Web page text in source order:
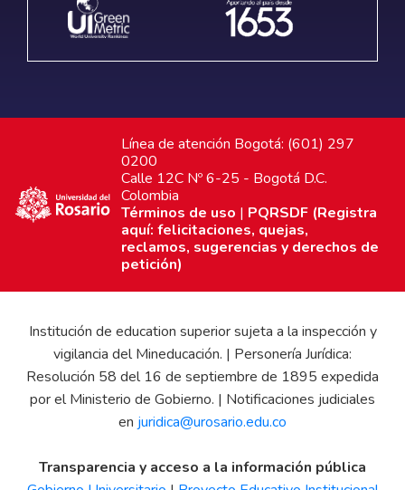
Línea de atención Bogotá: (601) 297
0200
Calle 12C Nº 6-25 - Bogotá D.C.
Colombia
Términos de uso | PQRSDF (Registra
aquí: felicitaciones, quejas,
reclamos, sugerencias y derechos de
petición)
Institución de education superior sujeta a la inspección y
vigilancia del Mineducación. | Personería Jurídica:
Resolución 58 del 16 de septiembre de 1895 expedida
por el Ministerio de Gobierno. | Notificaciones judiciales
en juridica@urosario.edu.co
Transparencia y acceso a la información pública